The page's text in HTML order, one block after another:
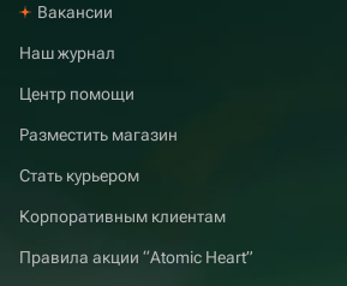
Вакансии
Наш журнал
Центр помощи
Разместить магазин
Стать курьером
Корпоративным клиентам
Правила акции “Atomic Heart”